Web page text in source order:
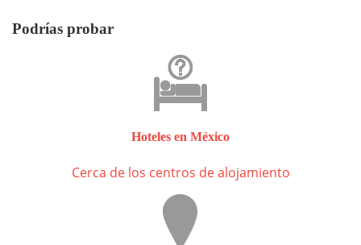
Podrías probar
Hoteles en México
Cerca de los centros de alojamiento